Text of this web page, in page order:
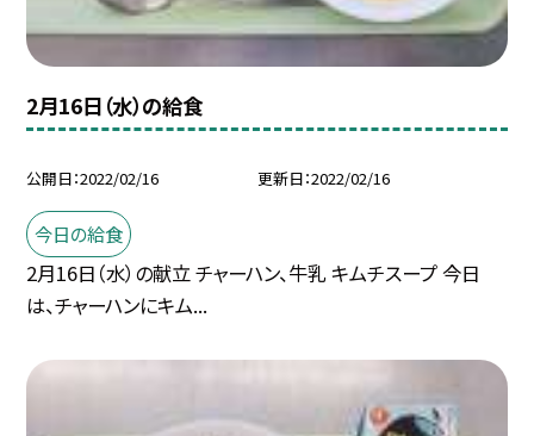
2月16日（水）の給食
公開日 2022/02/16 更新日 2022/02/16
今日の給食
2月16日（水）の献立 チャーハン、牛乳 キムチスープ 今日
は、チャーハンにキム...